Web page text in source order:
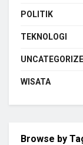
POLITIK
TEKNOLOGI
WISATA
Browse by